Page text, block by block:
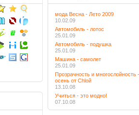
мода Весна - Лето 2009
10.02.09
Автомобиль - лотос
25.01.09
Автомобиль - подушка
25.01.09
Машина - самолет
25.01.09
Прозрачность и многослойность -
осень от Chloй
13.10.08
Учиться - это модно!
07.10.08